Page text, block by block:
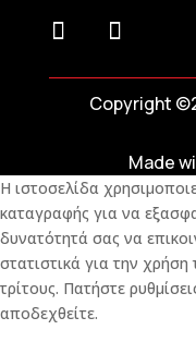
Copyright
Made
Η ιστοσελίδα
καταγραφής για να
δυνατότητά σας να
στατιστικά για την
τρίτους. Πατήστε
αποδεχθείτε.